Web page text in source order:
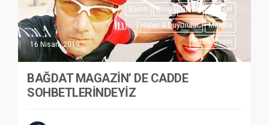
Basın Blog Genel
Güncel
Haber & Duyurular
Makale
Yazılı Basın
16 Nisan, 2019
BAĞDAT MAGAZİN’ DE CADDE
SOHBETLERİNDEYİZ